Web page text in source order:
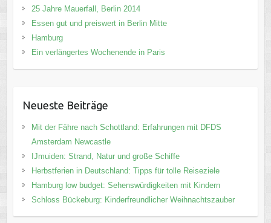
25 Jahre Mauerfall, Berlin 2014
Essen gut und preiswert in Berlin Mitte
Hamburg
Ein verlängertes Wochenende in Paris
Neueste Beiträge
Mit der Fähre nach Schottland: Erfahrungen mit DFDS
Amsterdam Newcastle
IJmuiden: Strand, Natur und große Schiffe
Herbstferien in Deutschland: Tipps für tolle Reiseziele
Hamburg low budget: Sehenswürdigkeiten mit Kindern
Schloss Bückeburg: Kinderfreundlicher Weihnachtszauber